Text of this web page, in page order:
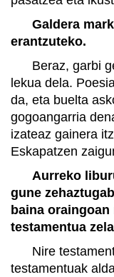
Galdera
erantzuteko.
Beraz, garbi
lekua dela.
da, eta buelta
gogoangarria
izateaz gainera
Eskapatzen
Aurreko
gune
baina
testamentua
Nire
testamentuak